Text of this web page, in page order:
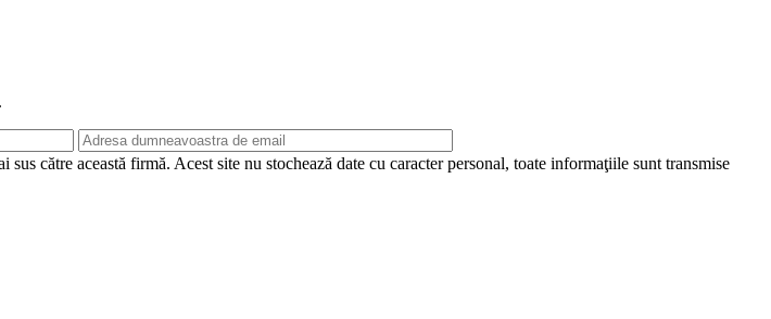
sus către această firmă. Acest site nu stochează date cu caracter personal, toate informaţiile sunt transmise